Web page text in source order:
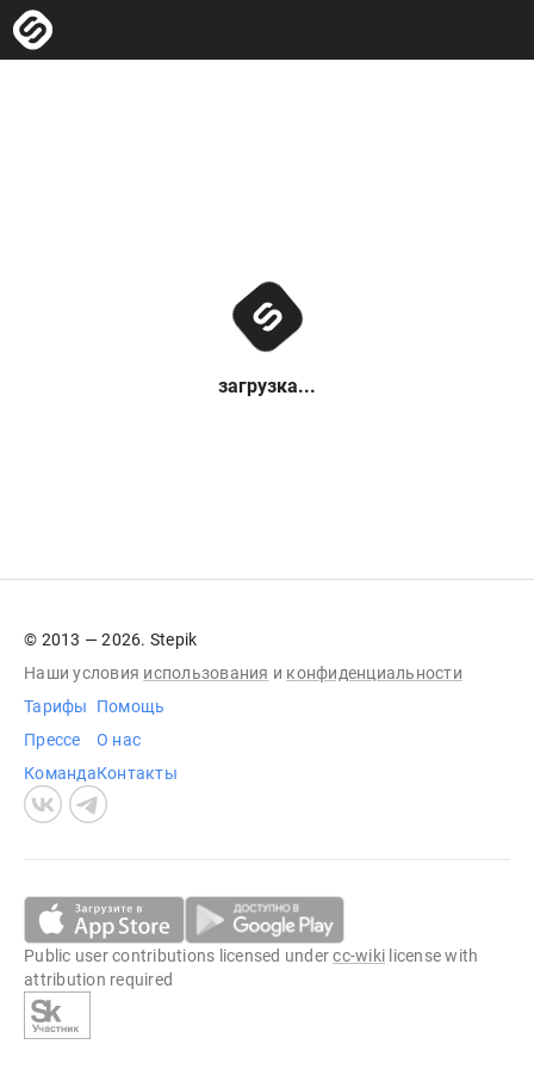
загрузка...
© 2013 — 2026. Stepik
Наши условия использования и конфиденциальности
Тарифы
Прессе
Команда
Помощь
О нас
Контакты
Public user contributions licensed undercc-wiki license with
attribution required